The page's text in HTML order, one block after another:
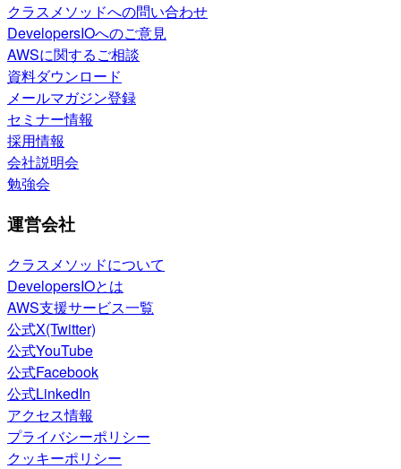
クラスメソッドへの問い合わせ
DevelopersIOへのご意見
AWSに関するご相談
資料ダウンロード
メールマガジン登録
セミナー情報
採用情報
会社説明会
勉強会
運営会社
クラスメソッドについて
DevelopersIOとは
AWS支援サービス一覧
公式X(Twitter)
公式YouTube
公式Facebook
公式LinkedIn
アクセス情報
プライバシーポリシー
クッキーポリシー